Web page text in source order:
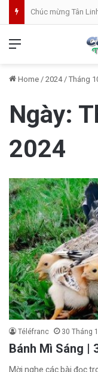
Home / 2024 / Tháng
Ngày:
2024
Téléfranc 30 Tháng
Bánh Mì Sáng |
Mời nghe các bài đọc